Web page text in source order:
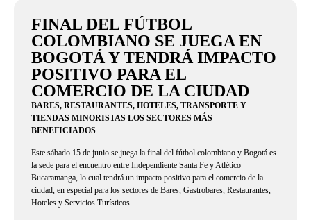
FINAL DEL FÚTBOL
COLOMBIANO SE JUEGA EN
BOGOTÁ Y TENDRÁ IMPACTO
POSITIVO PARA EL
COMERCIO DE LA CIUDAD
BARES, RESTAURANTES, HOTELES, TRANSPORTE Y
TIENDAS MINORISTAS LOS SECTORES MÁS
BENEFICIADOS
Este sábado 15 de junio se juega la final del fútbol colombiano y Bogotá es
la sede para el encuentro entre Independiente Santa Fe y Atlético
Bucaramanga, lo cual tendrá un impacto positivo para el comercio de la
ciudad, en especial para los sectores de Bares, Gastrobares, Restaurantes,
Hoteles y Servicios Turísticos.